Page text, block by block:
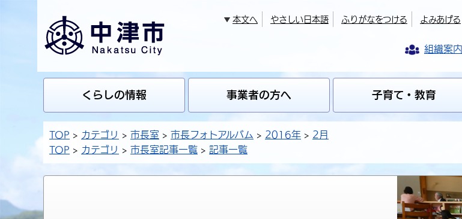
本文へ やさしい日本語 ふりがなをつける よみあげる
組織案内
くらしの情報 事業者の方へ 子育て・教育
TOP カテゴリ 市長室 市長フォトアルバム 2016年
2月
TOP
カテゴリ 市長室記事一覧 記事一覧